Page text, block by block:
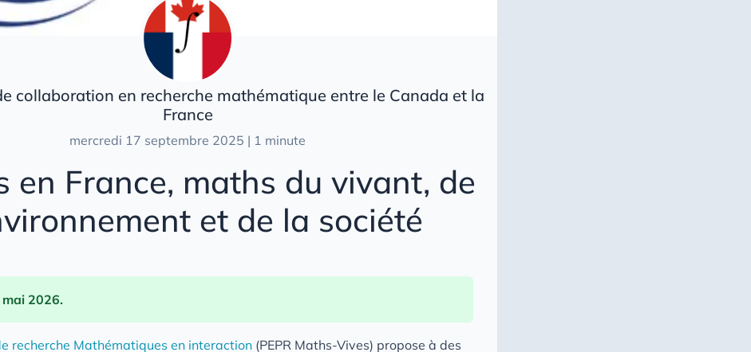
collaboration en recherche mathématique entre le Canada et la
France
mercredi 17 septembre 2025 | 1 minute
en France, maths du vivant, de
et de la société
2026.
recherche Mathématiques en interaction (PEPR Maths-Vives) propose à des